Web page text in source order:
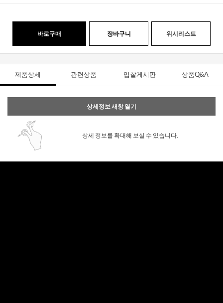
바로구매 장바구니 위시리스트
제품상세 관련상품 입찰게시판 상품Q&A
상세정보 새창 열기
상세 정보를 확대해 보실 수 있습니다.